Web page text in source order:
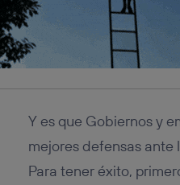
Y es que Gobiernos y
mejores defensas
Para tener éxito,